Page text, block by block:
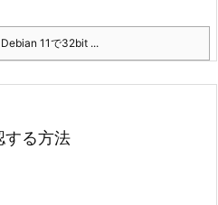
Debian 11で32bit ...
する方法